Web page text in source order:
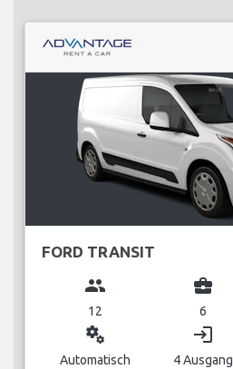
FORD TRANSIT
group
12
business_center
6
miscellaneous_services
Automatisch
login
4 Ausgang